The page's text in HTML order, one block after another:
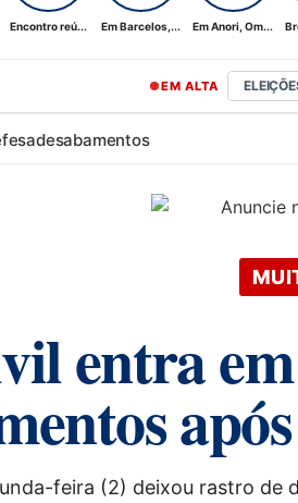
Encontro reú... Em Barcelos,... Em Anori, Om...
EM ALTA
desabamentos
entra
feira (2) deixou rastro